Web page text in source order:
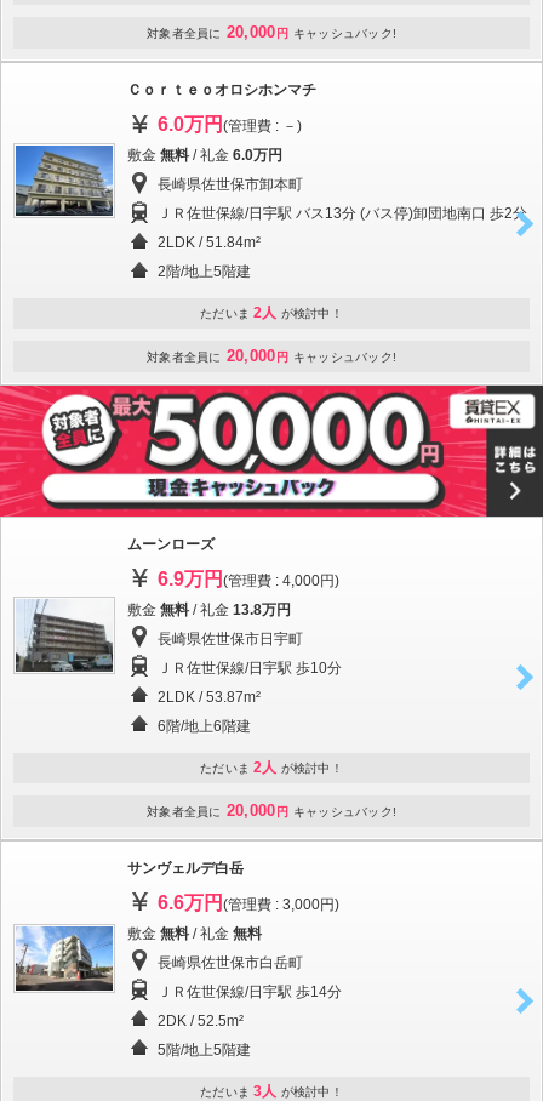
対象者全員に 20,000 円 キャッシュバック!
Ｃｏｒｔｅｏオロシホンマチ
6.0万円 (管理費 : －)
敷金 無料 / 礼金 6.0万円
長崎県佐世保市卸本町
ＪＲ佐世保線/日宇駅 バス13分 (バス停)卸団地南口 歩2分
2LDK / 51.84m²
2階/地上5階建
ただいま 2人 が検討中！
対象者全員に 20,000 円 キャッシュバック!
ムーンローズ
6.9万円 (管理費 : 4,000円)
敷金 無料 / 礼金 13.8万円
長崎県佐世保市日宇町
ＪＲ佐世保線/日宇駅 歩10分
2LDK / 53.87m²
6階/地上6階建
ただいま 2人 が検討中！
対象者全員に 20,000 円 キャッシュバック!
サンヴェルデ白岳
6.6万円 (管理費 : 3,000円)
敷金 無料 / 礼金 無料
長崎県佐世保市白岳町
ＪＲ佐世保線/日宇駅 歩14分
2DK / 52.5m²
5階/地上5階建
ただいま 3人 が検討中！